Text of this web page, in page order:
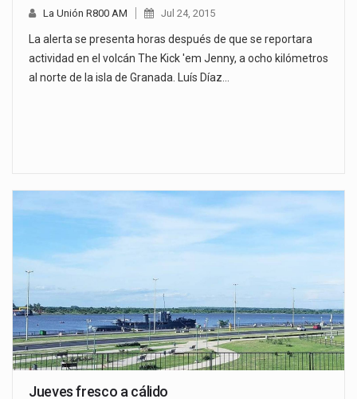
La Unión R800 AM Jul 24, 2015
La alerta se presenta horas después de que se reportara
actividad en el volcán The Kick 'em Jenny, a ocho kilómetros
al norte de la isla de Granada. Luís Díaz…
Jueves fresco a cálido